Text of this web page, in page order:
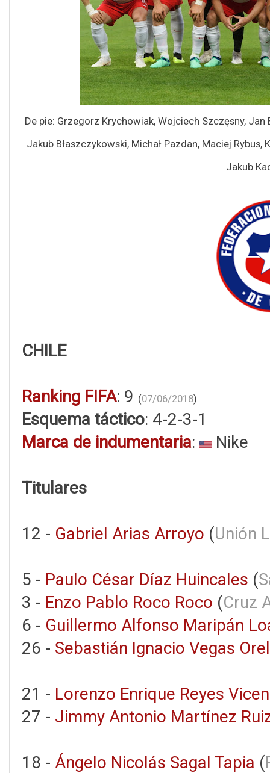
De pie: Grzegorz Krychowiak, Wojciech Szczęsny,
Jakub Błaszczykowski, Michał Pazdan, Maciej
Jakub
CHILE
Ranking FIFA: 9 (07/06/2018)
Esquema táctico: 4-2-3-1
Marca de indumentaria: Nike
Titulares
12 - Gabriel Arias Arroyo (Unión
5 - Paulo César Díaz Huincales (
3 - Enzo Pablo Roco Roco (Cruz
6 - Guillermo Alfonso Maripán
26 - Sebastián Ignacio Vegas
21 - Lorenzo Enrique Reyes
27 - Jimmy Antonio Martínez
18 - Ángelo Nicolás Sagal Tapia (